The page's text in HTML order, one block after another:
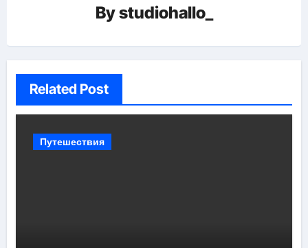
Bystudiohallo_
Related Post
Путешествия